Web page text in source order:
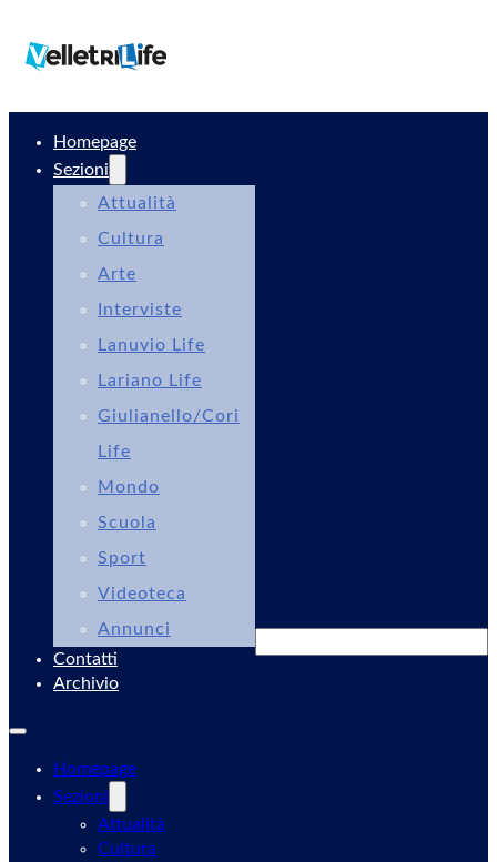
Homepage
Sezioni
Attualità
Cultura
Arte
Interviste
Lanuvio Life
Lariano Life
Giulianello/Cori
Life
Mondo
Scuola
Sport
Videoteca
Annunci
Contatti
Archivio
Homepage
Sezioni
Attualità
Cultura